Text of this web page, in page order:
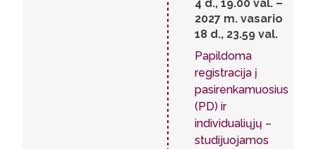
4 d., 19.00 val. –
2027 m. vasario
18 d., 23.59 val.
Papildoma
registracija į
pasirenkamuosius
(PD) ir
individualiųjų –
studijuojamos